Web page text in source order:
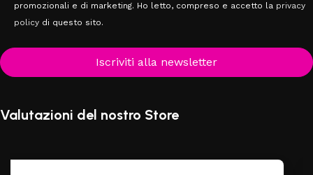
promozionali e di marketing. Ho letto, compreso e accetto la privacy
policy di questo sito.
Iscriviti alla newsletter
Valutazioni del nostro Store